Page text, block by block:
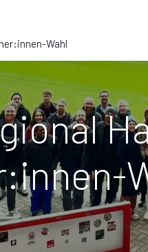
Wahl